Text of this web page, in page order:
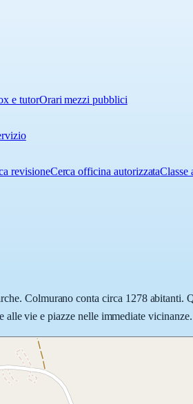
e tutorOrari mezzi pubblici
revisioneCerca officina autorizzataClasse
Colmurano conta circa 1278 abitanti.
vie e piazze nelle immediate vicinanze.